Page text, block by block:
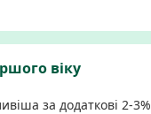
віку
за додаткові 2-3%